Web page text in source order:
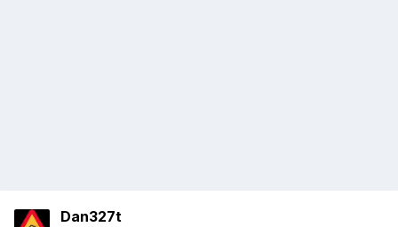
Dan327t